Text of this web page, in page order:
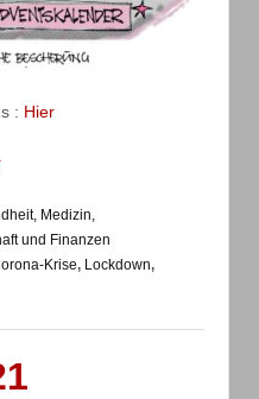
: Hier
Medizin,
und Finanzen
Krise, Lockdown,